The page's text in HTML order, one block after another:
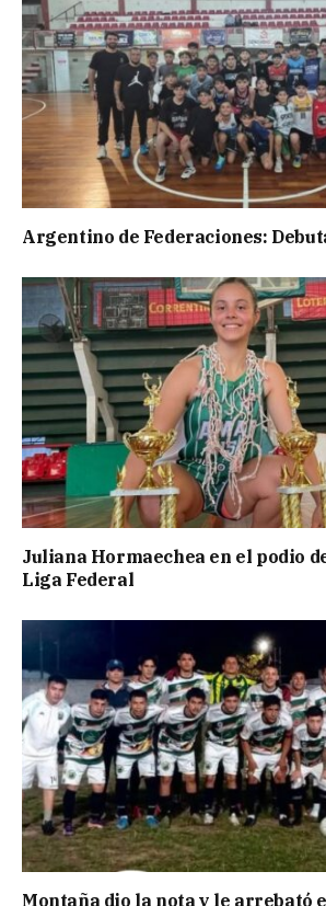
Argentino de Federaciones:
Juliana Hormaechea en el podio
Liga Federal
Montaña dio la nota y le arrebató